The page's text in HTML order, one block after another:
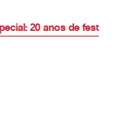
20 anos de festas